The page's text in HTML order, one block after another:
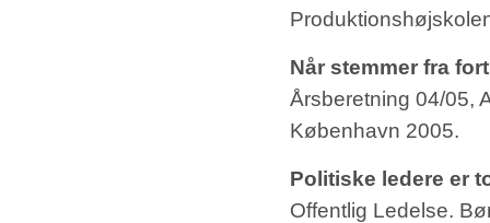
Når stemmer fra
Årsberetning 04/05,
København 2005.
Politiske ledere er
Offentlig Ledelse.